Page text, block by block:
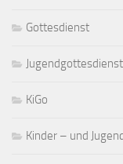
Gottesdienst
Jugendgottesdienst
KiGo
Kinder – und